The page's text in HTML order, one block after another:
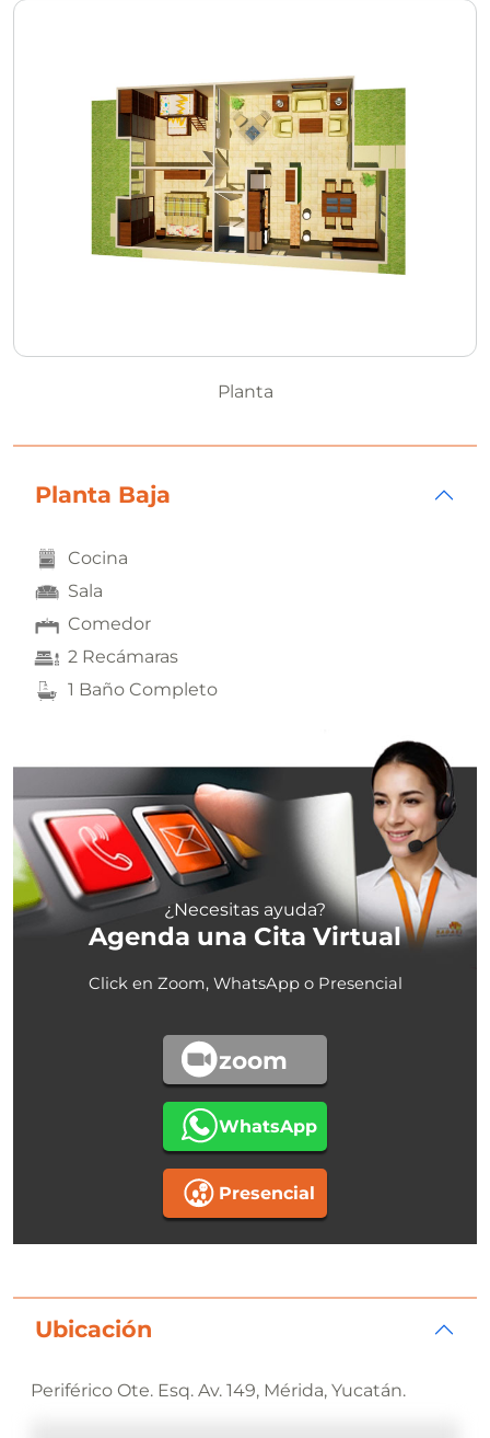
Planta
Planta Baja
Cocina
Sala
Comedor
2 Recámaras
1 Baño Completo
¿Necesitas ayuda?
Agenda una Cita Virtual
Click en Zoom, WhatsApp o Presencial
zoom
WhatsApp
Presencial
Ubicación
Periférico Ote. Esq. Av. 149, Mérida, Yucatán.